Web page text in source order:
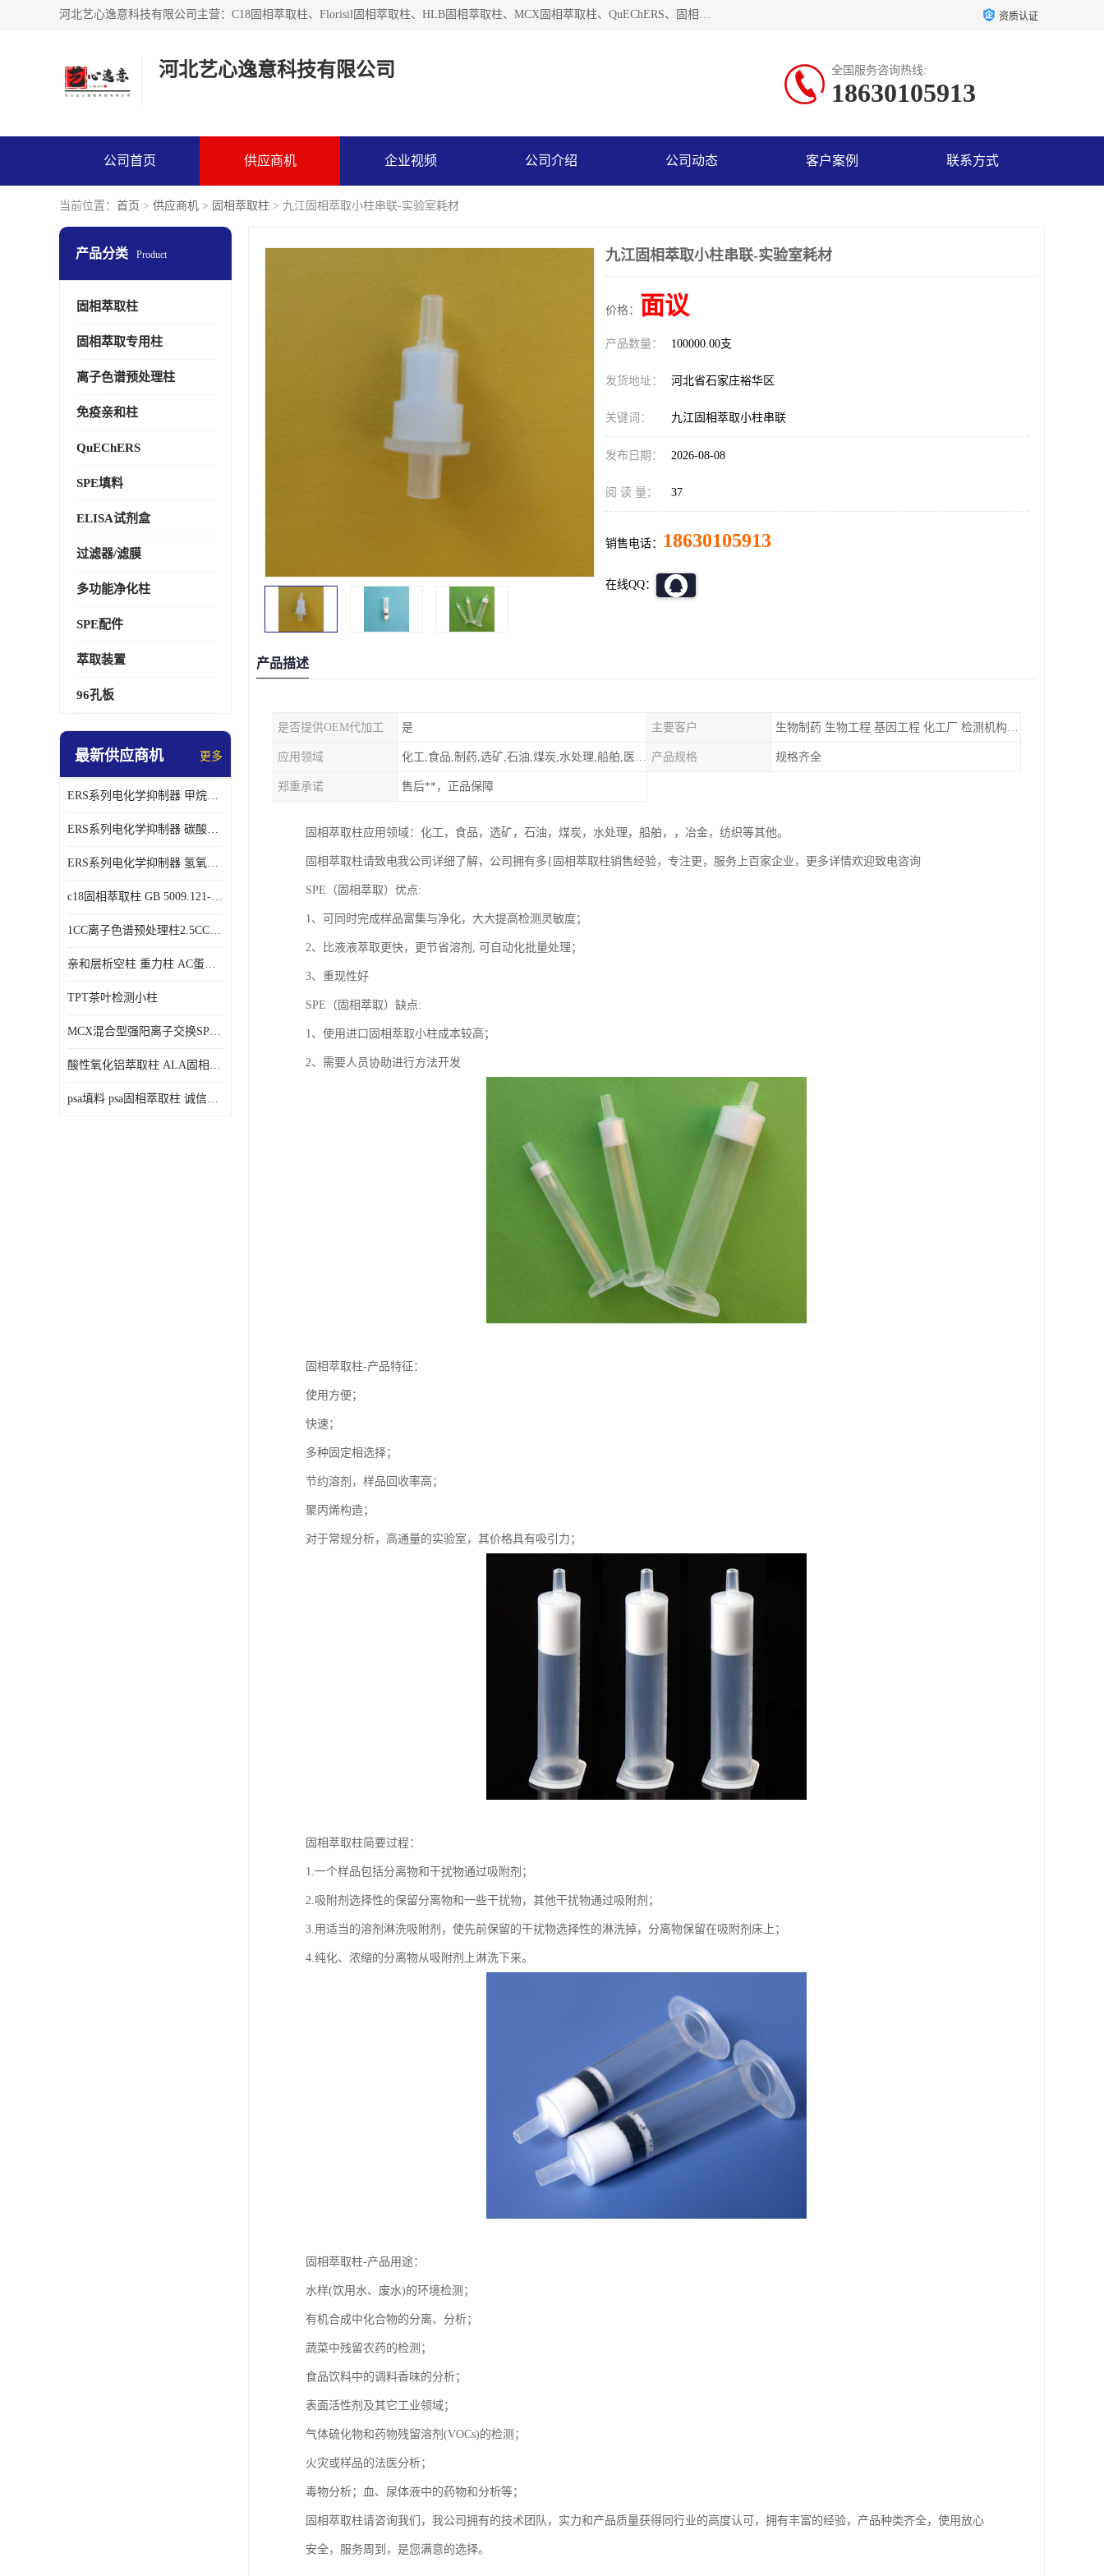
河北艺心逸意科技有限公司主营：C18固相萃取柱、Florisil固相萃取柱、HLB固相萃取柱、MCX固相萃取柱、QuEChERS、固相萃取空柱、针式过滤器 、固相萃取柱、黄曲霉毒素亲和柱。全国咨询热线：18630105913。河北艺心逸意科技有限公司接受来样定做，我们秉承着“顾客至上，锐意进取”的经营理念，坚持客户至上的原则为广大客户提供优质的服务，欢迎广大客户惠顾！免费咨询！ 资质认证
河北艺心逸意科技有限公司 全国服务咨询热线:
18630105913
公司首页 供应商机 企业视频 公司介绍 公司动态 客户案例 联系方式
当前位置： 首页 > 供应商机 > 固相萃取柱 > 九江固相萃取小柱串联-实验室耗材
产品分类 Product
固相萃取柱
固相萃取专用柱
离子色谱预处理柱
免疫亲和柱
QuEChERS
SPE填料
ELISA试剂盒
过滤器/滤膜
多功能净化柱
SPE配件
萃取装置
96孔板
最新供应商机 更多
ERS系列电化学抑制器 甲烷磺酸体系 实验器材
ERS系列电化学抑制器 碳酸盐体系 实验科研仪器 适配离子色谱仪产品
ERS系列电化学抑制器 氢氧根体系 检测灵敏度高 适用梯度淋洗 实验耗材
c18固相萃取柱 GB 5009.121-2016 spe柱
1CC离子色谱预处理柱2.5CC 50支/盒
亲和层析空柱 重力柱 AC蛋白纯化柱 蛋白层析柱
TPT茶叶检测小柱
MCX混合型强阳离子交换SPE柱60mg/3ml
酸性氧化铝萃取柱 ALA固相萃取柱
psa填料 psa固相萃取柱 诚信经营 来电咨询
九江固相萃取小柱串联-实验室耗材
价格： 面议
产品数量： 100000.00支
发货地址： 河北省石家庄裕华区
关键词： 九江固相萃取小柱串联
发布日期： 2026-08-08
阅 读 量： 37
销售电话： 18630105913
在线QQ：
产品描述
是否提供OEM代加工 是 主要客户 生物制药 生物工程 基因工程 化工厂 检测机构 实验室
应用领域 化工,食品,制药,选矿,石油,煤炭,水处理,船舶,医用,制药,冶金,纺织,其他 产品规格 规格齐全
郑重承诺 售后**，正品保障
固相萃取柱应用领域：化工，食品，选矿，石油，煤炭，水处理，船舶，，冶金，纺织等其他。
固相萃取柱请致电我公司详细了解，公司拥有多{固相萃取柱销售经验，专注更，服务上百家企业，更多详情欢迎致电咨询
SPE（固相萃取）优点:
1、可同时完成样品富集与净化，大大提高检测灵敏度；
2、比液液萃取更快，更节省溶剂, 可自动化批量处理；
3、重现性好
SPE（固相萃取）缺点:
1、使用进口固相萃取小柱成本较高；
2、需要人员协助进行方法开发
固相萃取柱-产品特征：
使用方便；
快速；
多种固定相选择；
节约溶剂，样品回收率高；
聚丙烯构造；
对于常规分析，高通量的实验室，其价格具有吸引力；
固相萃取柱简要过程：
1.一个样品包括分离物和干扰物通过吸附剂；
2.吸附剂选择性的保留分离物和一些干扰物，其他干扰物通过吸附剂；
3.用适当的溶剂淋洗吸附剂，使先前保留的干扰物选择性的淋洗掉，分离物保留在吸附剂床上；
4.纯化、浓缩的分离物从吸附剂上淋洗下来。
固相萃取柱-产品用途：
水样(饮用水、废水)的环境检测；
有机合成中化合物的分离、分析；
蔬菜中残留农药的检测；
食品饮料中的调料香味的分析；
表面活性剂及其它工业领域；
气体硫化物和药物残留溶剂(VOCs)的检测；
火灾或样品的法医分析；
毒物分析；血、尿体液中的药物和分析等；
固相萃取柱请咨询我们，我公司拥有的技术团队，实力和产品质量获得同行业的高度认可，拥有丰富的经验，产品种类齐全，使用放心
安全，服务周到，是您满意的选择。